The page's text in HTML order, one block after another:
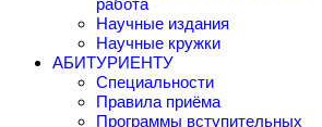
работа
Научные издания
Научные кружки
АБИТУРИЕНТУ
Специальности
Правила приёма
Программы вступительных